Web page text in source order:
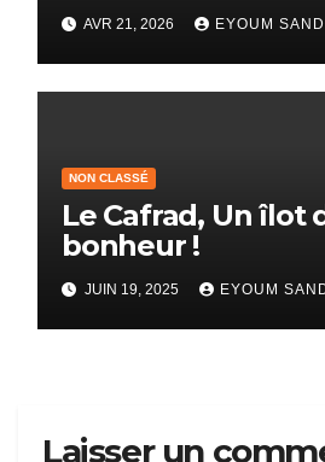
AVR 21, 2026 EYOUM
NON CLASSÉ
Le Cafrad, Un îlot
bonheur !
JUIN 19, 2025 EYOUM
Laisser un